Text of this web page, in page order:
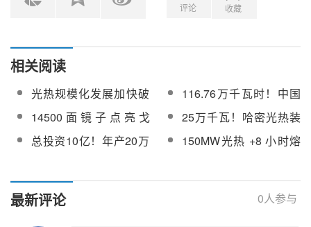
评论 收藏
相关阅读
光热规模化发展加快破
题
116.76万千瓦时！中国
能建哈密50MW熔盐塔
式光热示范电站日发电
量创新高
14500面镜子点亮戈
壁！哈密超级光热电站
年发2亿度清洁电
25万千瓦！哈密光热装
机规模领跑全疆
总投资10亿！年产20万
目即将投产
150MW光热 +8 小时熔
最新评论 0人参与